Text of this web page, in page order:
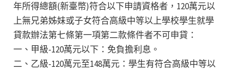
年所得總額(新臺幣)符合以下申請資格者，120萬元以
上無兄弟姊妹或子女符合高級中等以上學校學生就學
貸款辦法第七條第一項第二款條件者不可申貸：
一、甲級-120萬元以下：免負擔利息。
二、乙級-120萬元至148萬元：學生有符合高級中等以